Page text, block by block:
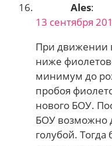
Ales:
13 сентября
При движении
ниже
минимум до
пробоя
нового БОУ.
БОУ возможно
голубой.